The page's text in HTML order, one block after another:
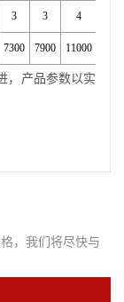
3 3 4
7300 7900 11000
，产品参数以实
，我们将尽快与